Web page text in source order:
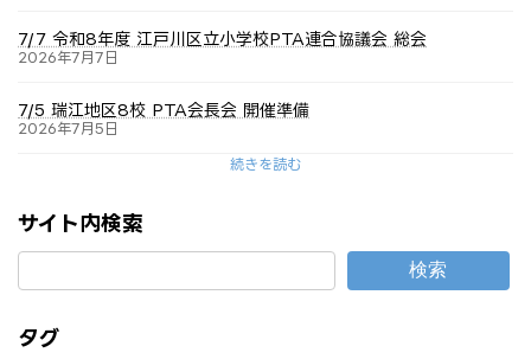
7/7 令和8年度 江戸川区立小学校PTA連合協議会 総会
2026年7月7日
7/5 瑞江地区8校 PTA会長会 開催準備
2026年7月5日
続きを読む
サイト内検索
検索
タグ